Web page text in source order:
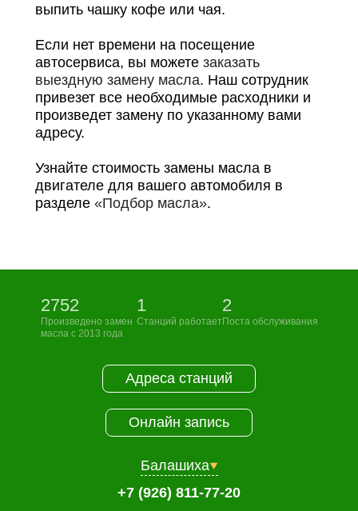
выпить чашку кофе или чая.
Если нет времени на посещение
автосервиса, вы можете заказать
выездную замену масла. Наш сотрудник
привезет все необходимые расходники и
произведет замену по указанному вами
адресу.
Узнайте стоимость замены масла в
двигателе для вашего автомобиля в
разделе «Подбор масла».
2752
Произведено замен
масла с 2013 года
1
Станций работает
2
Поста обслуживания
Адреса станций
Онлайн запись
Балашиха
+7 (926) 811-77-20